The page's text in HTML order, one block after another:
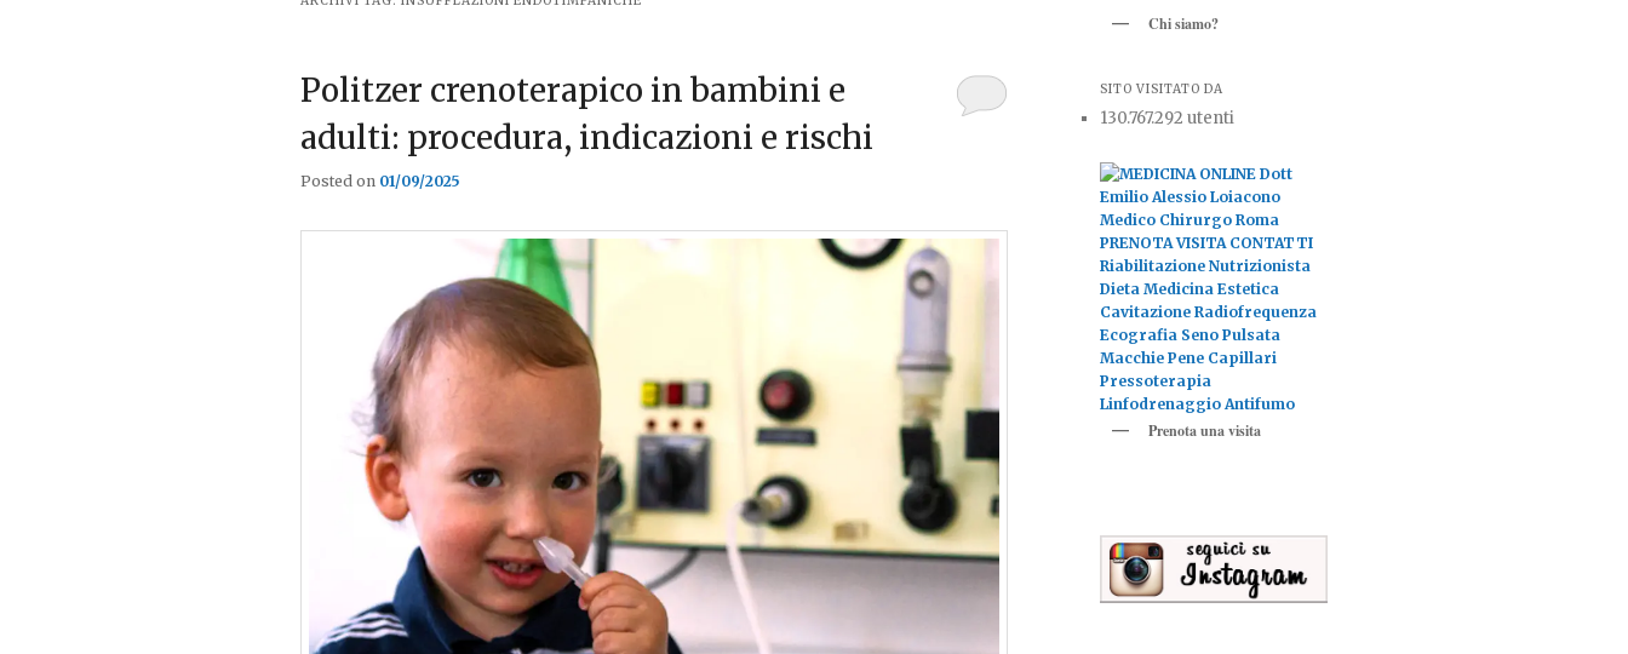
Politzer crenoterapico in bambini e
adulti: procedura, indicazioni e rischi
Posted on 01/09/2025
Chi siamo?
SITO VISITATO DA
130.767.292 utenti
Prenota una visita